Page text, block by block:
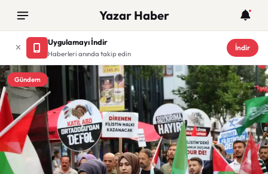
Yazar Haber
Uygulamayı İndir
Haberleri anında takip edin
İndir
Gündem